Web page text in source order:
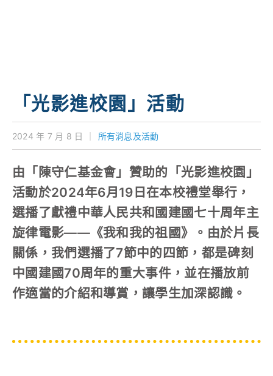
我們的成就
對外聯繫
聯絡我們
「光影進校園」活動
2024 年 7 月 8 日 所有消息及活動
由「陳守仁基金會」贊助的「光影進校園」
活動於2024年6月19日在本校禮堂舉行，
選播了獻禮中華人民共和國建國七十周年主
旋律電影——《我和我的祖國》。由於片長
關係，我們選播了7節中的四節，都是碑刻
中國建國70周年的重大事件，並在播放前
作適當的介紹和導賞，讓學生加深認識。